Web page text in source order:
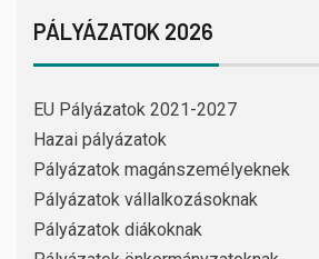
PÁLYÁZATOK 2026
EU Pályázatok 2021-2027
Hazai pályázatok
Pályázatok magánszemélyeknek
Pályázatok vállalkozásoknak
Pályázatok diákoknak